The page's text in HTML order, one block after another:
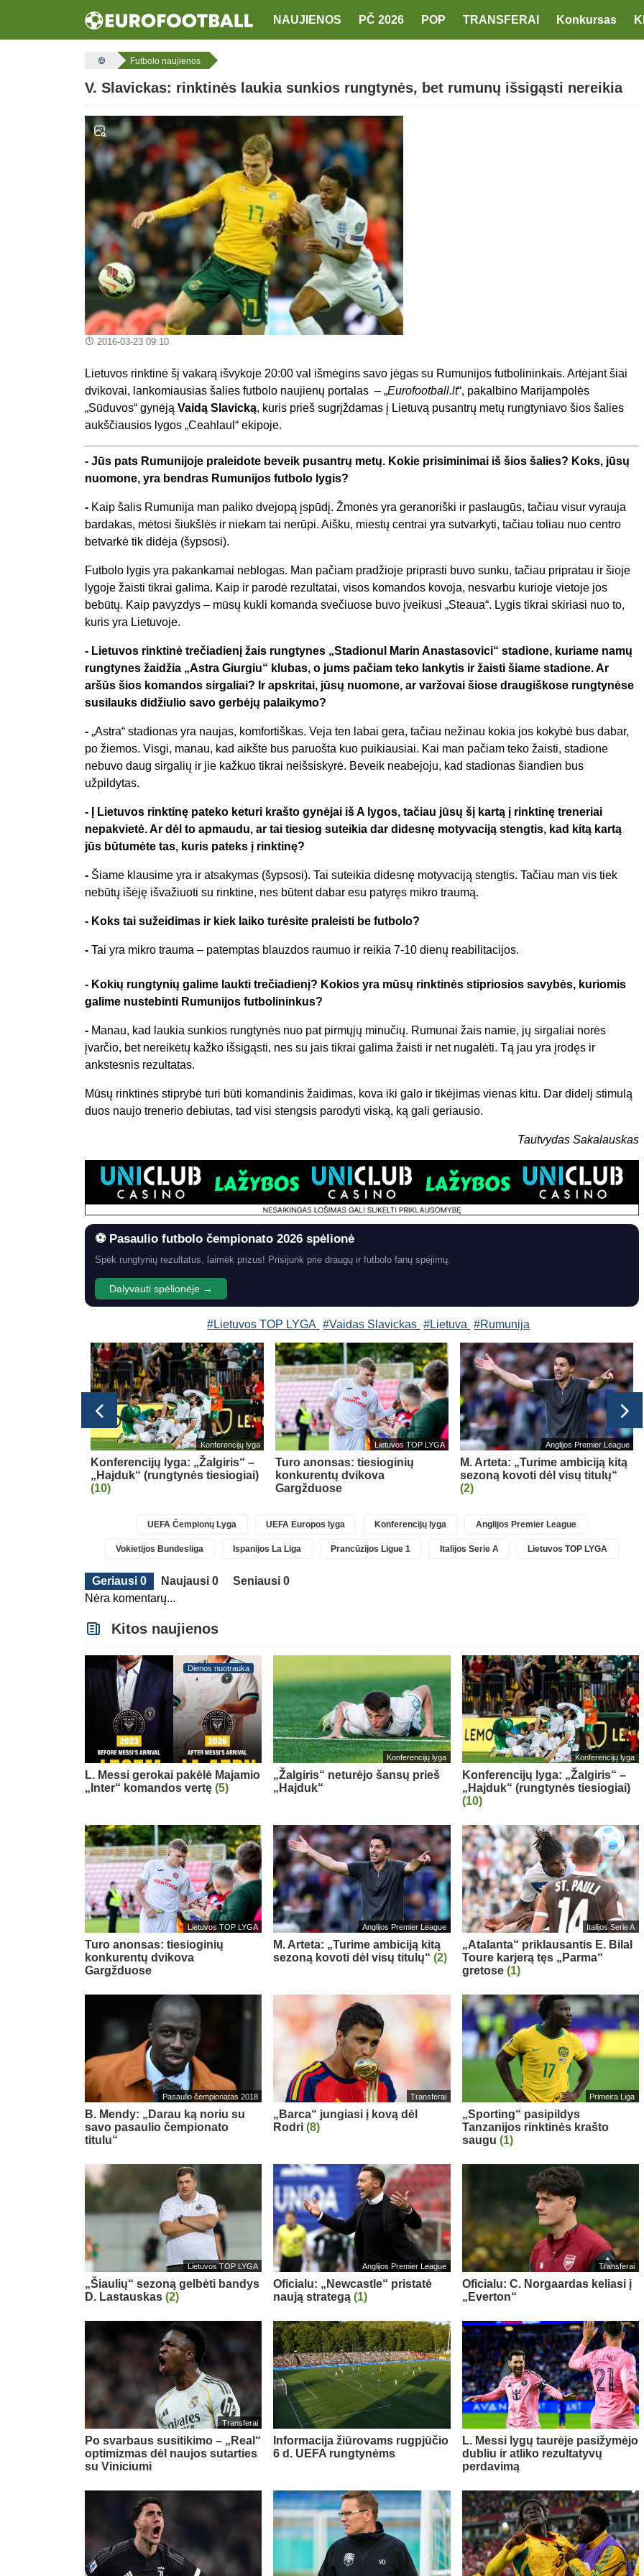
NAUJIENOS PČ 2026 POP TRANSFERAI Konkursas
Futbolo naujienos
V. Slavickas: rinktinės laukia sunkios rungtynės, bet rumunų išsigąsti nereikia
2016-03-23 09:10
Lietuvos rinktinė šį vakarą išvykoje 20:00 val išmėgins savo jėgas su Rumunijos futbolininkais. Artėjant šiai
dvikovai, lankomiausias šalies futbolo naujienų portalas – „Eurofootball.lt“, pakalbino Marijampolės
„Sūduvos“ gynėją Vaidą Slavicką, kuris prieš sugrįždamas į Lietuvą pusantrų metų rungtyniavo šios šalies
aukščiausios lygos „Ceahlaul“ ekipoje.
- Jūs pats Rumunijoje praleidote beveik pusantrų metų. Kokie prisiminimai iš šios šalies? Koks, jūsų
nuomone, yra bendras Rumunijos futbolo lygis?
- Kaip šalis Rumunija man paliko dvejopą įspūdį. Žmonės yra geranoriški ir paslaugūs, tačiau visur vyrauja
bardakas, mėtosi šiukšlės ir niekam tai nerūpi. Aišku, miestų centrai yra sutvarkyti, tačiau toliau nuo centro
betvarkė tik didėja (šypsosi).
Futbolo lygis yra pakankamai neblogas. Man pačiam pradžioje priprasti buvo sunku, tačiau pripratau ir šioje
lygoje žaisti tikrai galima. Kaip ir parodė rezultatai, visos komandos kovoja, nesvarbu kurioje vietoje jos
bebūtų. Kaip pavyzdys – mūsų kukli komanda svečiuose buvo įveikusi „Steaua“. Lygis tikrai skiriasi nuo to,
kuris yra Lietuvoje.
- Lietuvos rinktinė trečiadienį žais rungtynes „Stadionul Marin Anastasovici“ stadione, kuriame namų
rungtynes žaidžia „Astra Giurgiu“ klubas, o jums pačiam teko lankytis ir žaisti šiame stadione. Ar
aršūs šios komandos sirgaliai? Ir apskritai, jūsų nuomone, ar varžovai šiose draugiškose rungtynėse
susilauks didžiulio savo gerbėjų palaikymo?
- „Astra“ stadionas yra naujas, komfortiškas. Veja ten labai gera, tačiau nežinau kokia jos kokybė bus dabar,
po žiemos. Visgi, manau, kad aikštė bus paruošta kuo puikiausiai. Kai man pačiam teko žaisti, stadione
nebuvo daug sirgalių ir jie kažkuo tikrai neišsiskyrė. Beveik neabejoju, kad stadionas šiandien bus
užpildytas.
-
Į Lietuvos rinktinę pateko keturi krašto gynėjai iš A lygos, tačiau jūsų šį kartą į rinktinę treneriai
nepakvietė. Ar dėl to apmaudu, ar tai tiesiog suteikia dar didesnę motyvaciją stengtis, kad kitą kartą
jūs būtumėte tas, kuris pateks į rinktinę?
- Šiame klausime yra ir atsakymas (šypsosi). Tai suteikia didesnę motyvaciją stengtis. Tačiau man vis tiek
nebūtų išėję išvažiuoti su rinktine, nes būtent dabar esu patyręs mikro traumą.
- Koks tai sužeidimas ir kiek laiko turėsite praleisti be futbolo?
- Tai yra mikro trauma – patemptas blauzdos raumuo ir reikia 7-10 dienų reabilitacijos.
- Kokių rungtynių galime laukti trečiadienį? Kokios yra mūsų rinktinės stipriosios savybės, kuriomis
galime nustebinti Rumunijos futbolininkus?
- Manau, kad laukia sunkios rungtynės nuo pat pirmųjų minučių. Rumunai žais namie, jų sirgaliai norės
įvarčio, bet nereikėtų kažko išsigąsti, nes su jais tikrai galima žaisti ir net nugalėti. Tą jau yra įrodęs ir
ankstesnis rezultatas.
Mūsų rinktinės stiprybė turi būti komandinis žaidimas, kova iki galo ir tikėjimas vienas kitu. Dar didelį stimulą
duos naujo trenerio debiutas, tad visi stengsis parodyti viską, ką gali geriausio.
Tautvydas Sakalauskas
⚽ Pasaulio futbolo čempionato 2026 spėlionė
Spėk rungtynių rezultatus, laimėk prizus! Prisijunk prie draugų ir futbolo fanų spėjimų.
Dalyvauti spėlionėje →
#Lietuvos TOP LYGA #Vaidas Slavickas #Lietuva #Rumunija
Konferencijų lyga
Konferencijų lyga: „Žalgiris“ –
„Hajduk“ (rungtynės tiesiogiai)
(10)
Lietuvos TOP LYGA
Turo anonsas: tiesioginių
konkurentų dvikova
Gargžduose
Anglijos Premier League
M. Arteta: „Turime ambiciją kitą
sezoną kovoti dėl visų titulų“
(2)
UEFA Čempionų Lyga UEFA Europos lyga Konferencijų lyga Anglijos Premier League
Vokietijos Bundesliga Ispanijos La Liga Prancūzijos Ligue 1 Italijos Serie A Lietuvos TOP LYGA
Geriausi 0 Naujausi 0
Seniausi 0
Nėra komentarų...
Kitos naujienos
Dienos nuotrauka
L. Messi gerokai pakėlė Majamio
„Inter“ komandos vertę (5)
Konferencijų lyga
„Žalgiris“ neturėjo šansų prieš
„Hajduk“
Konferencijų lyga
Konferencijų lyga: „Žalgiris“ –
„Hajduk“ (rungtynės tiesiogiai)
(10)
Lietuvos TOP LYGA
Turo anonsas: tiesioginių
konkurentų dvikova
Gargžduose
Anglijos Premier League
M. Arteta: „Turime ambiciją kitą
sezoną kovoti dėl visų titulų“(2)
Italijos Serie A
„Atalanta“ priklausantis E. Bilal
Toure karjerą tęs „Parma“
gretose (1)
Pasaulio čempionatas 2018
B. Mendy: „Darau ką noriu su
savo pasaulio čempionato
titulu“
Transferai
„Barca“ jungiasi į kovą dėl
Rodri(8)
Primeira Liga
„Sporting“ pasipildys
Tanzanijos rinktinės krašto
saugu (1)
Lietuvos TOP LYGA
„Šiaulių“ sezoną gelbėti bandys
D. Lastauskas (2)
Anglijos Premier League
Oficialu: „Newcastle“ pristatė
naują strategą(1)
Transferai
Oficialu: C. Norgaardas keliasi į
„Everton“
Transferai
Po svarbaus susitikimo – „Real“
optimizmas dėl naujos sutarties
su Viniciumi
Informacija žiūrovams rugpjūčio
6 d. UEFA rungtynėms
L. Messi lygų taurėje pasižymėjo
dubliu ir atliko rezultatyvų
perdavimą